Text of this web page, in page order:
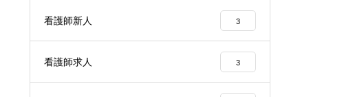
看護師新人 3
看護師求人 3